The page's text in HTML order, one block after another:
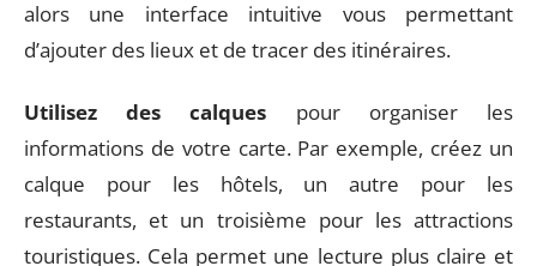
alors une interface intuitive vous permettant
d’ajouter des lieux et de tracer des itinéraires.
Utilisez des calques pour organiser les
informations de votre carte. Par exemple, créez un
calque pour les hôtels, un autre pour les
restaurants, et un troisième pour les attractions
touristiques. Cela permet une lecture plus claire et